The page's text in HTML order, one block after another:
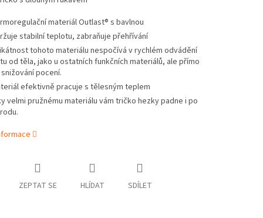
materiál Outlast® s bavlnou
stabilní teplotu, zabraňuje přehřívání
tohoto materiálu nespočívá v rychlém odvádění
od těla, jako u ostatních funkčních materiálů, ale přímo
pocení.
efektivně pracuje s tělesným teplem
velmi pružnému materiálu vám tričko hezky padne i po
ZEPTAT SE HLÍDAT SDÍLET